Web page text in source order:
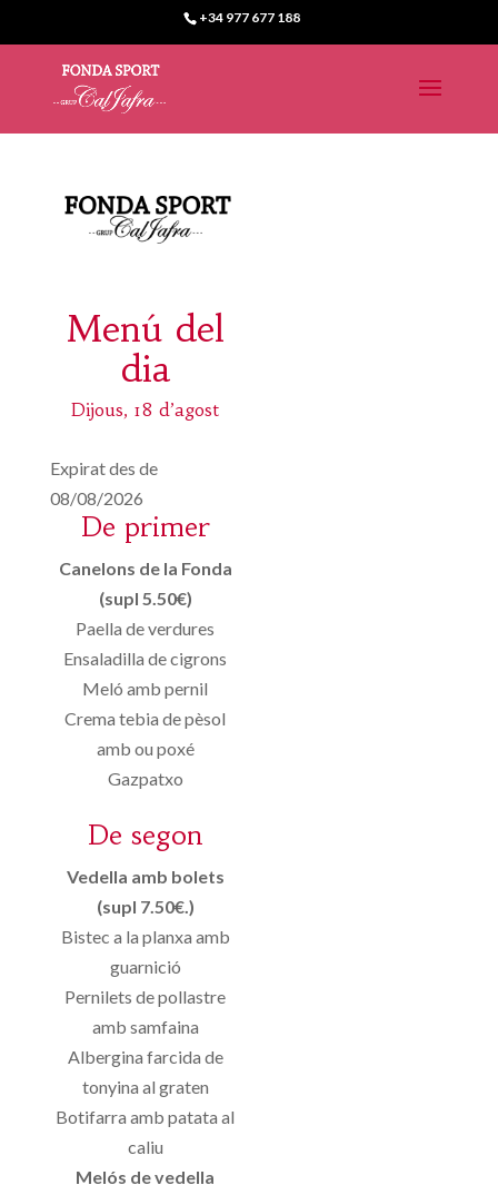
+34 977 677 188
Menú del
dia
Dijous, 18 d’agost
Expirat des de
08/08/2026
De primer
Canelons de la Fonda
(supl 5.50€)
Paella de verdures
Ensaladilla de cigrons
Meló amb pernil
Crema tebia de pèsol
amb ou poxé
Gazpatxo
De segon
Vedella amb bolets
(supl 7.50€.)
Bistec a la planxa amb
guarnició
Pernilets de pollastre
amb samfaina
Albergina farcida de
tonyina al graten
Botifarra amb patata al
caliu
Melós de vedella